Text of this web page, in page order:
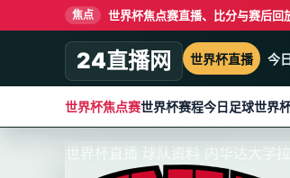
焦点 世界杯焦点赛直播、比分与赛后回
24直播网 世界杯直播 今
世界杯焦点赛世界杯赛程今日足球世界
世界杯直播 球队资料 内华达大学